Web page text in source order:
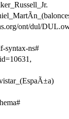
ont/dul/
syntax-ns#